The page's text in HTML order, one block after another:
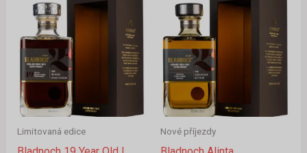
Limitovaná edice Nové příjezdy